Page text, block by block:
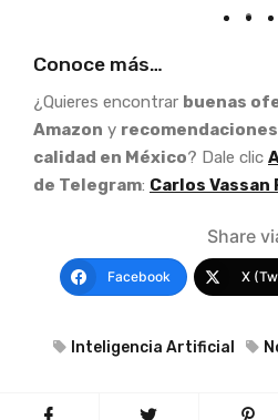
Conoce más…
¿Quieres encontrar buenas
Amazon y
calidad en México? Dale clic
de Telegram: Carlos Vassan
Share
Facebook X
Inteligencia Artificial